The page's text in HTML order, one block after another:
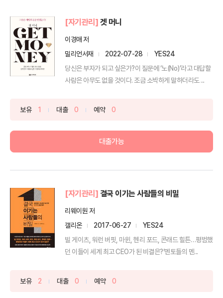
[자기관리] 겟 머니
이경애 저
밀리언서재
2022-07-28
YES24
당신은 부자가 되고 싶은가?이 질문에 ‘노(No)’라고 대답할
사람은 아무도 없을 것이다. 조금 소박하게 말하더라도 ...
보유 1 대출 0 예약 0
대출가능
[자기관리] 결국 이기는 사람들의 비밀
리웨이원 저
갤리온
2017-06-27
YES24
빌 게이츠, 워런 버핏, 마윈, 헨리 포드, 콘래드 힐튼…평범했
던 이들이 세계 최고 CEO가 된 비결은?‘멘토들의 멘...
보유 2 대출 0 예약 0